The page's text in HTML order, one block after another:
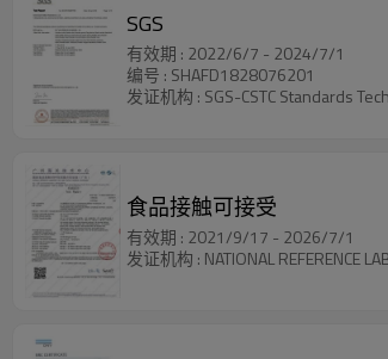
SGS
有效期 : 2022/6/7 - 2024/7/1
编号 : SHAFD1828076201
发证机构 : SGS-CSTC Standards
食品接触可接受
有效期 : 2021/9/17 - 2026/7/1
发证机构 : NATIONAL REFERENCE